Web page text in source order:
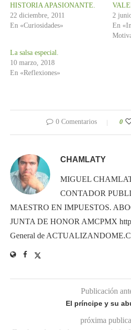
HISTORIA APASIONANTE.
22 diciembre, 2011
En «Curiosidades»
2
En
La salsa especial.
10 marzo, 2018
En «Reflexiones»
0 Comentarios 0
CHAMLATY
MIGUEL
CONTADOR
MAESTRO EN IMPUESTOS.
JUNTA DE HONOR AMCPMX
General de
Publicación
El príncipe y su
próxima